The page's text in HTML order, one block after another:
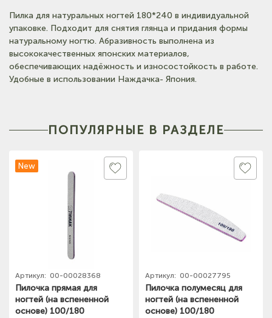
Пилка для натуральных ногтей 180*240 в индивидуальной
упаковке. Подходит для снятия глянца и придания формы
натуральному ногтю. Абразивность выполнена из
высококачественных японских материалов,
обеспечивающих надёжность и износостойкость в работе.
Удобные в использовании Наждачка- Япония.
ПОПУЛЯРНЫЕ В РАЗДЕЛЕ
New
Артикул: 00-00028368
Пилочка прямая для
ногтей (на вспененной
основе) 100/180
Артикул: 00-00027795
Пилочка полумесяц для
ногтей (на вспененной
основе) 100/180